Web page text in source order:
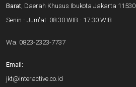
Barat, Daerah Khusus Ibukota Jakarta 11530
Senin - Jum'at: 08.30 WIB - 17.30 WIB
Wa. 0823-2323-7737
Email:
jkt@interactive.co.id